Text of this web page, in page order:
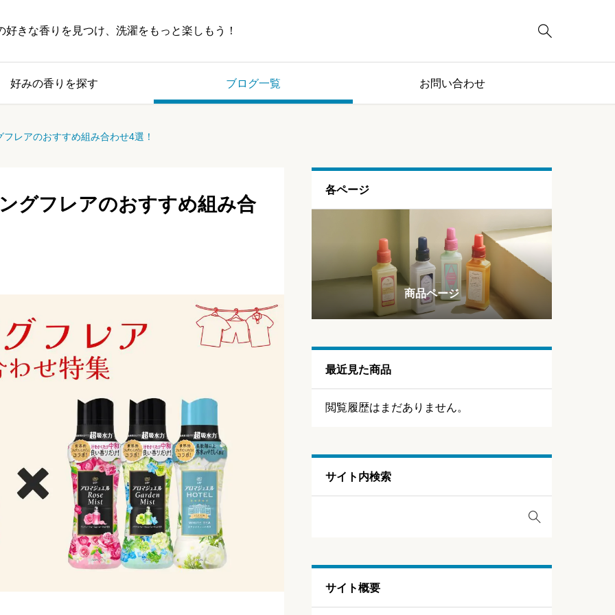
好きな香りを見つけ、洗濯をもっと楽しもう！ 
好みの香りを探す ブログ一覧 お問い合わせ
レアのおすすめ組み合わせ4選！
グフレアのおすすめ組み合
各ページ
ランキング
商品ページ
ブログページ
最近見た商品
閲覧履歴はまだありません。
サイト内検索
サイト概要